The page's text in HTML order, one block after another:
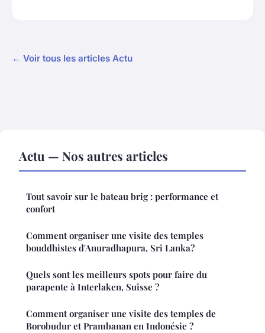
← Voir tous les articles Actu
Actu — Nos autres articles
Tout savoir sur le bateau brig : performance et
confort
Comment organiser une visite des temples
bouddhistes d'Anuradhapura, Sri Lanka?
Quels sont les meilleurs spots pour faire du
parapente à Interlaken, Suisse ?
Comment organiser une visite des temples de
Borobudur et Prambanan en Indonésie ?